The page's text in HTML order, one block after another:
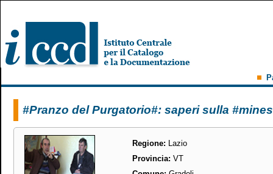
#Pranzo del Purgatorio#: saperi sulla
Regione: Lazio
Provincia: VT